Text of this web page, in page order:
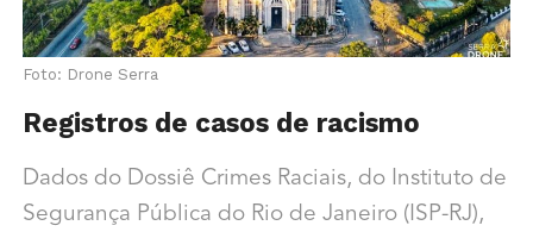
Foto: Drone Serra
Registros de casos de racismo
Dados doDossiê Crimes Raciais, do Instituto de
Segurança Pública do Rio de Janeiro (ISP-RJ),